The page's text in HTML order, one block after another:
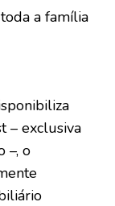
a família
– exclusiva
–, o